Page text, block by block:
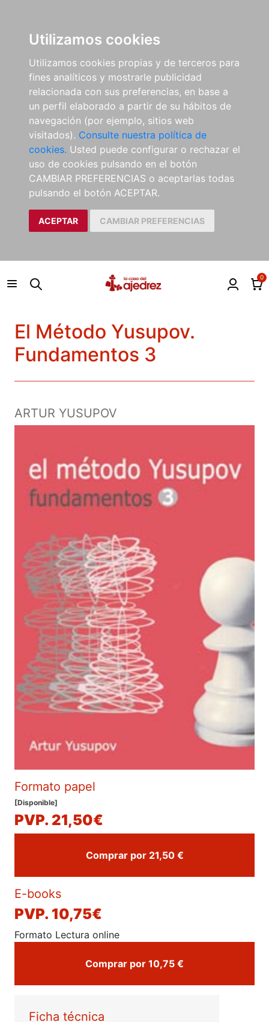
Utilizamos cookies
Utilizamos cookies propias y de terceros para
fines analíticos y mostrarle publicidad
relacionada con sus preferencias, en base a
un perfil elaborado a partir de su hábitos de
navegación (por ejemplo, sitios web
visitados). Consulte nuestra política de
cookies. Usted puede configurar o rechazar el
uso de cookies pulsando en el botón
CAMBIAR PREFERENCIAS o aceptarlas todas
pulsando el botón ACEPTAR.
ACEPTAR CAMBIAR PREFERENCIAS
0
El Método Yusupov.
Fundamentos 3
ARTUR YUSUPOV
Formato papel
[Disponible]
PVP. 21,50€
Comprar por 21,50 €
E-books
PVP. 10,75€
Formato Lectura online
Comprar por 10,75 €
Ficha técnica